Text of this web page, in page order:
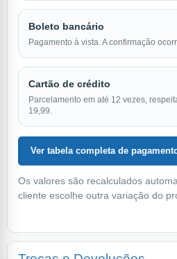
Boleto bancário
Pagamento à vista. A confirmação
Cartão de crédito
Parcelamento em até 12 vezes,
19,99.
Ver tabela completa de
Os valores são recalculados
cliente escolhe outra variação do